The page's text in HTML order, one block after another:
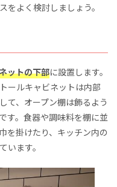
をよく検討しましょう。
ットの下部に設置します。
ールキャビネットは内部
て、オープン棚は飾るよう
です。食器や調味料を棚に並
を掛けたり、キッチン内の
います。